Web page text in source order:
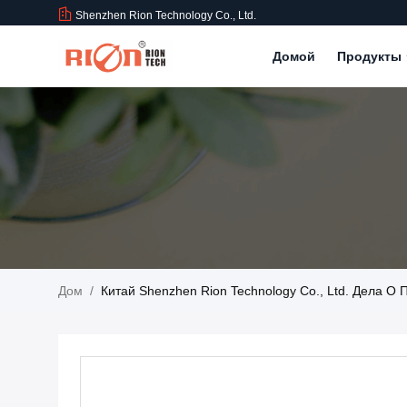
Shenzhen Rion Technology Co., Ltd.
Домой Продукты
Дом / Китай Shenzhen Rion Technology Co., Ltd. Дела О